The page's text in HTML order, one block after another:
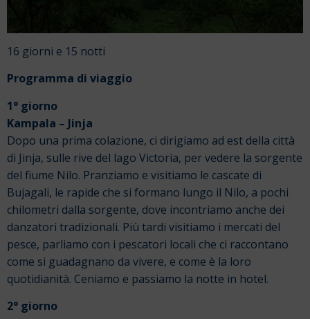
16 giorni e 15 notti
Programma di viaggio
1° giorno
Kampala – Jinja
Dopo una prima colazione, ci dirigiamo ad est della città
di Jinja, sulle rive del lago Victoria, per vedere la sorgente
del fiume Nilo. Pranziamo e visitiamo le cascate di
Bujagali, le rapide che si formano lungo il Nilo, a pochi
chilometri dalla sorgente, dove incontriamo anche dei
danzatori tradizionali. Più tardi visitiamo i mercati del
pesce, parliamo con i pescatori locali che ci raccontano
come si guadagnano da vivere, e come è la loro
quotidianità. Ceniamo e passiamo la notte in hotel.
2° giorno